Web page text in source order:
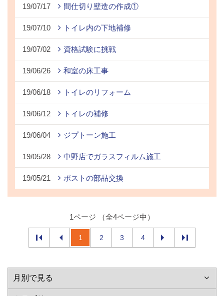
19/07/17 間仕切り壁造の作成①
19/07/10 トイレ内の下地補修
19/07/02 資格試験に挑戦
19/06/26 和室の床工事
19/06/18 トイレのリフォーム
19/06/12 トイレの補修
19/06/04 ジプトーン施工
19/05/28 中野店でガラスフィルム施工
19/05/21 ポストの部品交換
1ページ （全4ページ中）
1 2 3 4